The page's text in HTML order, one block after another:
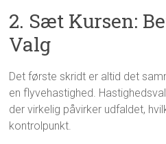
2. Sæt Kursen:
Valg
Det første skridt er altid det
en flyvehastighed.
der virkelig påvirker udfaldet,
kontrolpunkt.